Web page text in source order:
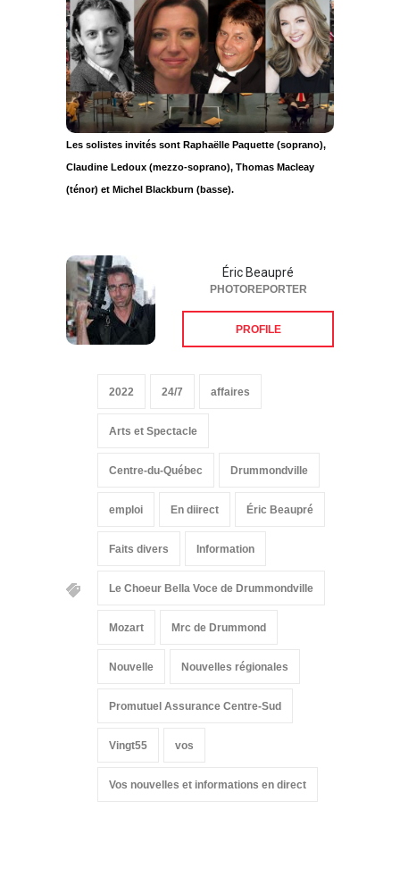
Les solistes invités sont Raphaëlle Paquette (soprano),
Claudine Ledoux (mezzo-soprano), Thomas Macleay
(ténor) et Michel Blackburn (basse).
Éric Beaupré
PHOTOREPORTER
PROFILE
2022 24/7 affaires
Arts et Spectacle
Centre-du-Québec Drummondville
emploi En diirect Éric Beaupré
Faits divers Information
Le Choeur Bella Voce de Drummondville
Mozart Mrc de Drummond
Nouvelle Nouvelles régionales
Promutuel Assurance Centre-Sud
Vingt55 vos
Vos nouvelles et informations en direct